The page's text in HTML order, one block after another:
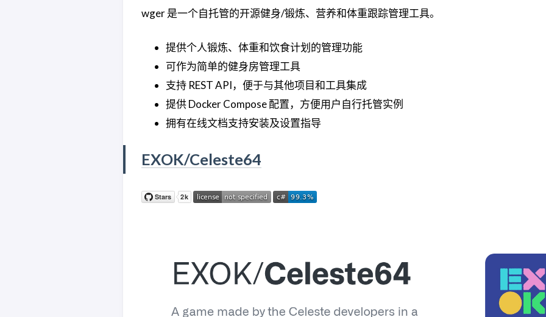
wger 是一个自托管的开源健身/锻炼、营养和体重跟踪管理工具。
提供个人锻炼、体重和饮食计划的管理功能
可作为简单的健身房管理工具
支持 REST API，便于与其他项目和工具集成
提供 Docker Compose 配置，方便用户自行托管实例
拥有在线文档支持安装及设置指导
EXOK/Celeste64